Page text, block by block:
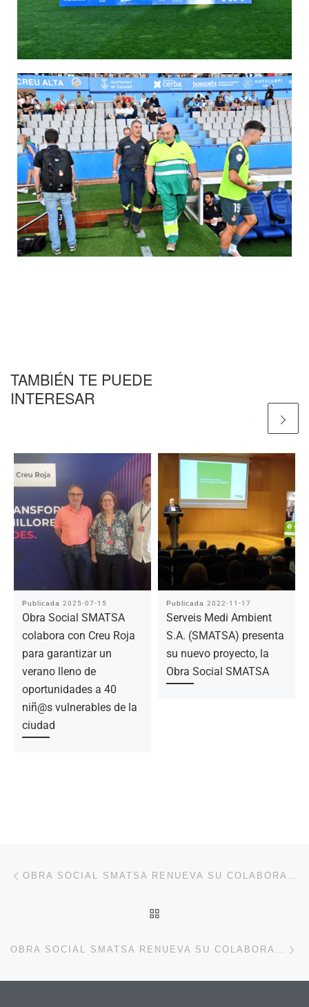
TAMBIÉN TE PUEDE
INTERESAR
Publicada 2025-07-15
Obra Social SMATSA
colabora con Creu Roja
para garantizar un
verano lleno de
oportunidades a 40
niñ@s vulnerables de la
ciudad
Publicada 2022-11-17
Serveis Medi Ambient
S.A. (SMATSA) presenta
su nuevo proyecto, la
Obra Social SMATSA
Navegación de la entrada OBRA SOCIAL SMATSA RENUEVA SU COLABORACIÓN CON EL CASAL D’ESTIU DEL CLUB NATACIÓ SABADELL PARA ESTE VERANO